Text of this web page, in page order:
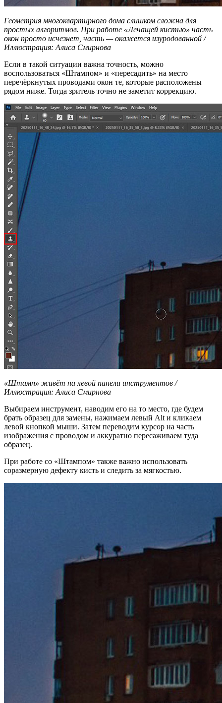
Геометрия многоквартирного дома слишком сложна для
простых алгоритмов. При работе «Лечащей кистью» часть
окон просто исчезнет, часть — окажется изуродованной /
Иллюстрация: Алиса Смирнова
Если в такой ситуации важна точность, можно
воспользоваться «Штампом» и «пересадить» на место
перечёркнутых проводами окон те, которые расположены
рядом ниже. Тогда зритель точно не заметит коррекцию.
«Штамп» живёт на левой панели инструментов /
Иллюстрация: Алиса Смирнова
Выбираем инструмент, наводим его на то место, где будем
брать образец для замены, нажимаем левый Alt и кликаем
левой кнопкой мыши. Затем переводим курсор на часть
изображения с проводом и аккуратно пересаживаем туда
образец.
При работе со «Штампом» также важно использовать
соразмерную дефекту кисть и следить за мягкостью.